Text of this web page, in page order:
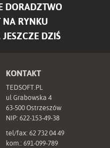
DORADZTWO
NA RYNKU
JESZCZE DZIŚ
KONTAKT
TEDSOFT.PL
ul Grabowska 4
63-500 Ostrzeszów
NIP: 622-153-49-38
tel/fax: 62 732 04 49
kom.: 691-099-789